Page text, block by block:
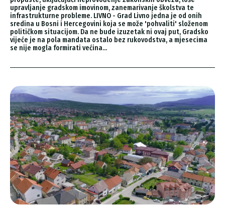
upravljanje gradskom imovinom, zanemarivanje školstva te
infrastrukturne probleme. LIVNO - Grad Livno jedna je od onih
sredina u Bosni i Hercegovini koja se može 'pohvaliti' složenom
političkom situacijom. Da ne bude izuzetak ni ovaj put, Gradsko
vijeće je na pola mandata ostalo bez rukovodstva, a mjesecima
se nije mogla formirati većina...